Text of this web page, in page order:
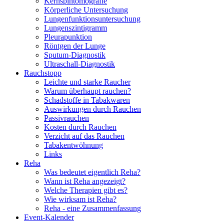
Körperliche Untersuchung
Lungenfunktionsuntersuchung
Lungenszintigramm
Pleurapunktion
Röntgen der Lunge
Sputum-Diagnostik
Ultraschall-Diagnostik
Rauchstopp
Leichte und starke Raucher
Warum überhaupt rauchen?
Schadstoffe in Tabakwaren
Auswirkungen durch Rauchen
Passivrauchen
Kosten durch Rauchen
Verzicht auf das Rauchen
Tabakentwöhnung
Links
Reha
Was bedeutet eigentlich Reha?
Wann ist Reha angezeigt?
Welche Therapien gibt es?
Wie wirksam ist Reha?
Reha - eine Zusammenfassung
Event-Kalender